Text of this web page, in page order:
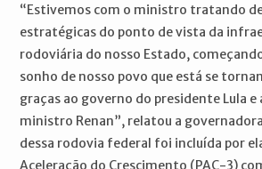
“Estivemos com o ministro tratando
estratégicas do ponto de vista da
rodoviária do nosso Estado,
sonho de nosso povo que está se
graças ao governo do presidente Lula
ministro Renan”, relatou a
dessa rodovia federal foi incluída por
Aceleração do Crescimento (PAC-3)